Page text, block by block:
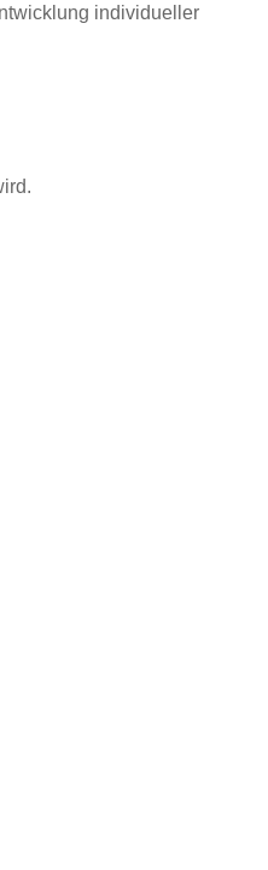
individueller